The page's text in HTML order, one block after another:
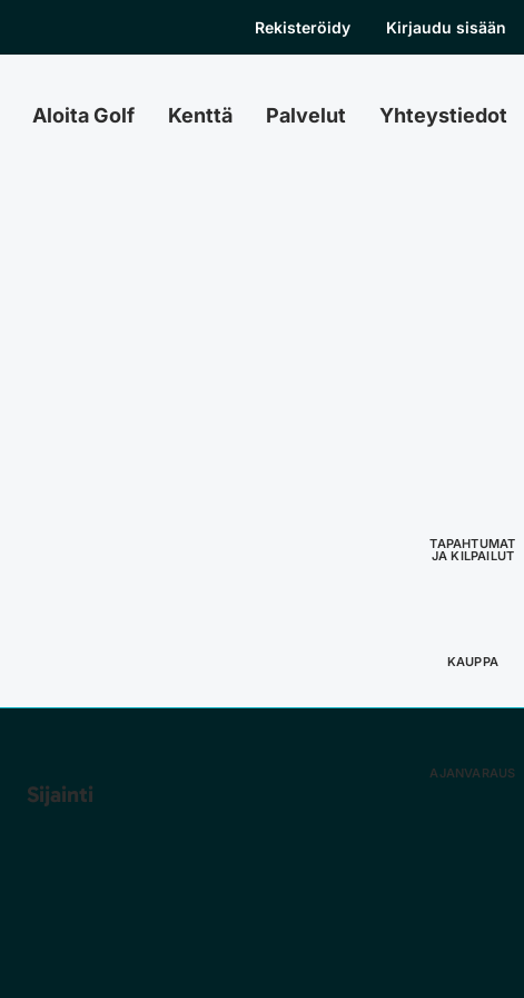
Rekisteröidy Kirjaudu sisään
Aloita Golf Kenttä Palvelut Yhteystiedot
TAPAHTUMAT
JA KILPAILUT
KAUPPA
AJANVARAUS
Sijainti